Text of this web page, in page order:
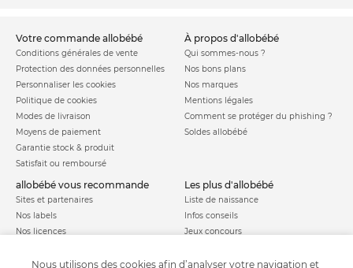
votre commande allobébé
Conditions générales de vente
Protection des données personnelles
Personnaliser les cookies
Politique de cookies
Modes de livraison
Moyens de paiement
Garantie stock & produit
Satisfait ou remboursé
à propos d'allobébé
Qui sommes-nous ?
Nos bons plans
Nos marques
Mentions légales
Comment se protéger du phishing ?
Soldes allobébé
allobébé vous recommande
Sites et partenaires
Nos labels
Nos licences
les plus d'allobébé
Liste de naissance
Infos conseils
Jeux concours
Parrainage
Nous utilisons des cookies afin d’analyser votre navigation et